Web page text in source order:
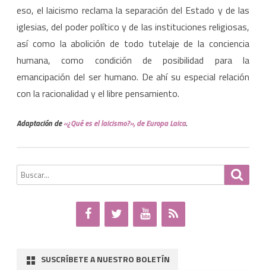
eso, el laicismo reclama la separación del Estado y de las
iglesias, del poder político y de las instituciones religiosas,
así como la abolición de todo tutelaje de la conciencia
humana, como condición de posibilidad para la
emancipación del ser humano. De ahí su especial relación
con la racionalidad y el libre pensamiento.
Adaptación de«¿Qué es el laicismo?», de Europa Laica.
Buscar
por:
SUSCRÍBETE A NUESTRO BOLETÍN